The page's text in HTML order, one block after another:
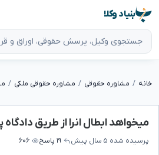
بنیاد وکلا
خانه مشاوره حقوقی مشاوره حقوقی ملکی
میخواهد ابطال انرا از طریق
پرسیده شده ۵ سال پیش ۱۹ پاسخ ۶۰۶